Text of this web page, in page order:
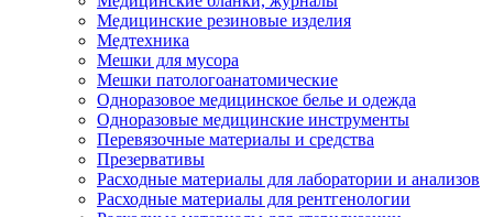
Медицинские резиновые изделия
Медтехника
Мешки для мусора
Мешки патологоанатомические
Одноразовое медицинское белье и одежда
Одноразовые медицинские инструменты
Перевязочные материалы и средства
Презервативы
Расходные материалы для лаборатории и анализов
Расходные материалы для рентгенологии